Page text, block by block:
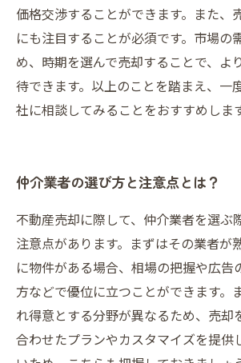
価格交渉することができます。また、
にも注目することが必須です。市場の
め、時期を選んで売却することで、よ
待できます。以上のことを踏まえ、一
社に相談してみることをおすすめします
仲介業者の選び方と注意点とは？
不動産売却に際して、仲介業者を選ぶ
注意点があります。まずはその業者が
に物件がある場合、相場の把握や広告
方などで優位に立つことができます。
れ得意とする分野が異なるため、売却
合わせたプランやカスタマイズを提供